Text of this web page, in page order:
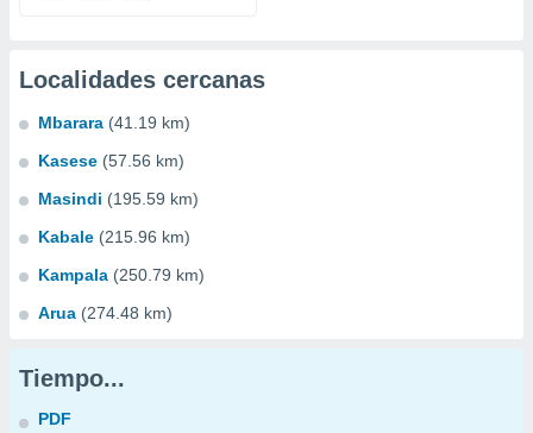
Localidades cercanas
Mbarara (41.19 km)
Kasese (57.56 km)
Masindi (195.59 km)
Kabale (215.96 km)
Kampala (250.79 km)
Arua (274.48 km)
Tiempo...
PDF